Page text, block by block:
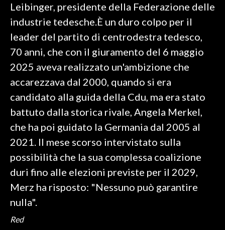
Leibinger, presidente della Federazione delle
industrie tedesche.È un duro colpo per il
leader del partito di centrodestra tedesco,
70 anni, che con il giuramento del 6 maggio
2025 aveva realizzato un'ambizione che
accarezzava dal 2000, quando si era
candidato alla guida della Cdu, ma era stato
battuto dalla storica rivale, Angela Merkel,
che ha poi guidato la Germania dal 2005 al
2021. Il mese scorso intervistato sulla
possibilità che la sua complessa coalizione
duri fino alle elezioni previste per il 2029,
Merz ha risposto: "Nessuno può garantire
nulla".
Red